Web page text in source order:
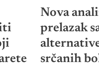
Nova
prelazak
srčanih